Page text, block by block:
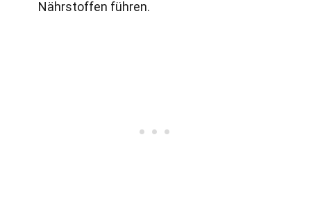
Nährstoffen führen.